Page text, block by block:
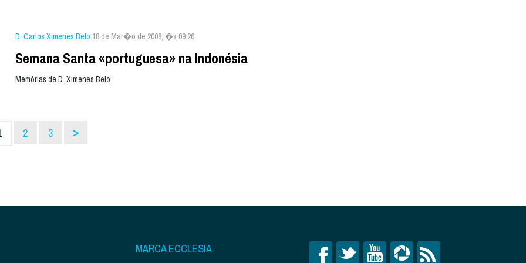
D. Carlos Ximenes Belo 18 de Mar�o de 2008, �s 09:26
Semana Santa «portuguesa» na Indonésia
Memórias de D. Ximenes Belo
2 3 >
MARCA ECCLESIA